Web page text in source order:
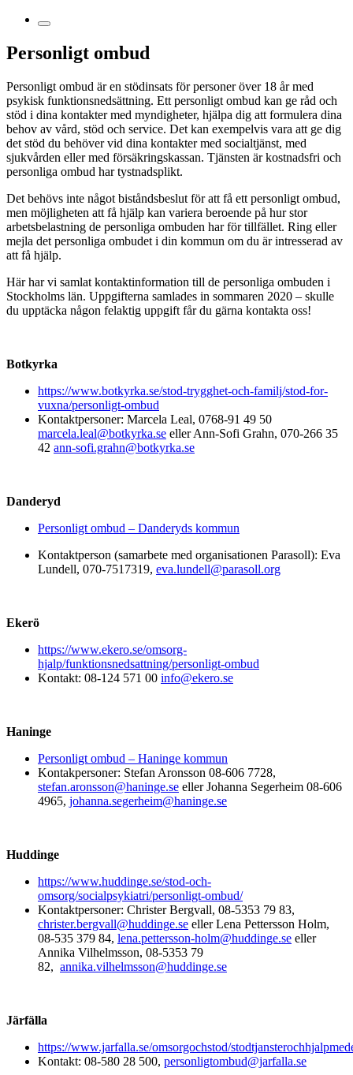
Personligt ombud
Personligt ombud är en stödinsats för personer över 18 år med
psykisk funktionsnedsättning. Ett personligt ombud kan ge råd och
stöd i dina kontakter med myndigheter, hjälpa dig att formulera dina
behov av vård, stöd och service. Det kan exempelvis vara att ge dig
det stöd du behöver vid dina kontakter med socialtjänst, med
sjukvården eller med försäkringskassan. Tjänsten är kostnadsfri och
personliga ombud har tystnadsplikt.
Det behövs inte något biståndsbeslut för att få ett personligt ombud,
men möjligheten att få hjälp kan variera beroende på hur stor
arbetsbelastning de personliga ombuden har för tillfället. Ring eller
mejla det personliga ombudet i din kommun om du är intresserad av
att få hjälp.
Här har vi samlat kontaktinformation till de personliga ombuden i
Stockholms län. Uppgifterna samlades in sommaren 2020 – skulle
du upptäcka någon felaktig uppgift får du gärna kontakta oss!
Botkyrka
https://www.botkyrka.se/stod-trygghet-och-familj/stod-for-
vuxna/personligt-ombud
Kontaktpersoner: Marcela Leal, 0768-91 49 50
marcela.leal@botkyrka.se eller Ann-Sofi Grahn, 070-266 35
42 ann-sofi.grahn@botkyrka.se
Danderyd
Personligt ombud – Danderyds kommun
Kontaktperson (samarbete med organisationen Parasoll): Eva
Lundell, 070-7517319, eva.lundell@parasoll.org
Ekerö
https://www.ekero.se/omsorg-
hjalp/funktionsnedsattning/personligt-ombud
Kontakt: 08-124 571 00 info@ekero.se
Haninge
Personligt ombud – Haninge kommun
Kontakpersoner: Stefan Aronsson 08-606 7728,
stefan.aronsson@haninge.se eller Johanna Segerheim 08-606
4965, johanna.segerheim@haninge.se
Huddinge
https://www.huddinge.se/stod-och-
omsorg/socialpsykiatri/personligt-ombud/
Kontaktpersoner: Christer Bergvall, 08-5353 79 83,
christer.bergvall@huddinge.se eller Lena Pettersson Holm,
08-535 379 84, lena.pettersson-holm@huddinge.se eller
Annika Vilhelmsson, 08-5353 79
82, annika.vilhelmsson@huddinge.se
Järfälla
https://www.jarfalla.se/omsorgochstod/
Kontakt: 08-580 28 500, personligtombud@jarfalla.se